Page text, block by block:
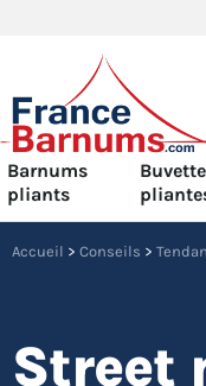
Barnums
pliants
Accueil > Conseils >
Street